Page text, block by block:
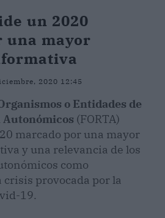
un 2020
una mayor
2020 12:45
o Entidades de
Autonómicos (FORTA)
marcado por una mayor
y una relevancia de los
como
crisis provocada por la
19.